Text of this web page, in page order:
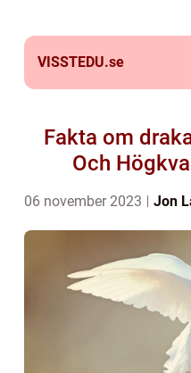
VISSTEDU.se
Fakta om
Och
06 november 2023 Jon